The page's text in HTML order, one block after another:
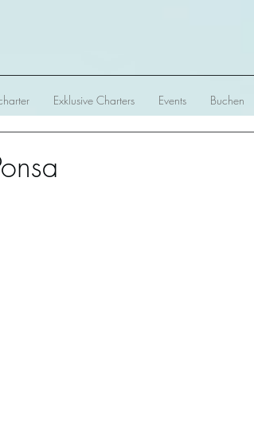
Exklusive Charters Events Buchen